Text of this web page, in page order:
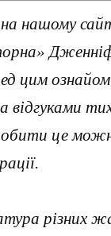
нашому
цим
це
різних